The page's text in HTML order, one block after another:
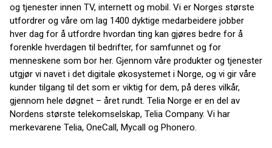
og tjenester innen TV, internett og mobil. Vi er Norges største
utfordrer og våre om lag 1400 dyktige medarbeidere jobber
hver dag for å utfordre hvordan ting kan gjøres bedre for å
forenkle hverdagen til bedrifter, for samfunnet og for
menneskene som bor her. Gjennom våre produkter og tjenester
utgjør vi navet i det digitale økosystemet i Norge, og vi gir våre
kunder tilgang til det som er viktig for dem, på deres vilkår,
gjennom hele døgnet – året rundt. Telia Norge er en del av
Nordens største telekomselskap, Telia Company. Vi har
merkevarene Telia, OneCall, Mycall og Phonero.